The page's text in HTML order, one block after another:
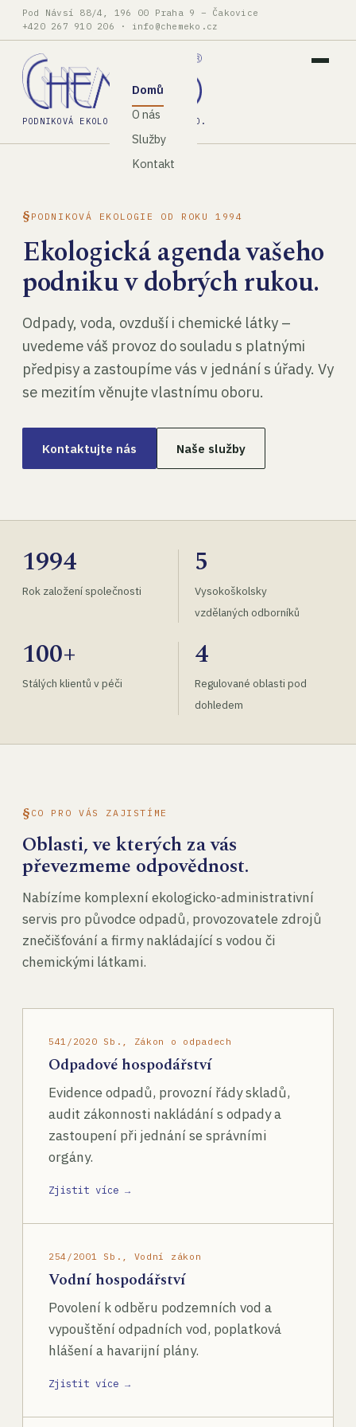
Pod Návsí 88/4, 196 00 Praha 9 – Čakovice
+420 267 910 206 · info@chemeko.cz
PODNIKOVÁ EKOLOGIE, SPOL. S R.O.
Domů
O nás
Služby
Kontakt
PODNIKOVÁ EKOLOGIE OD ROKU 1994
Ekologická agenda vašeho
podniku v dobrých rukou.
Odpady, voda, ovzduší i chemické látky –
uvedeme váš provoz do souladu s platnými
předpisy a zastoupíme vás v jednání s úřady. Vy
se mezitím věnujte vlastnímu oboru.
Kontaktujte nás Naše služby
1994
Rok založení společnosti
5
Vysokoškolsky
vzdělaných odborníků
100+
Stálých klientů v péči
4
Regulované oblasti pod
dohledem
CO PRO VÁS ZAJISTÍME
Oblasti, ve kterých za vás
převezmeme odpovědnost.
Nabízíme komplexní ekologicko-administrativní
servis pro původce odpadů, provozovatele zdrojů
znečišťování a firmy nakládající s vodou či
chemickými látkami.
541/2020 Sb., Zákon o odpadech
Odpadové hospodářství
Evidence odpadů, provozní řády skladů,
audit zákonnosti nakládání s odpady a
zastoupení při jednání se správními
orgány.
Zjistit více →
254/2001 Sb., Vodní zákon
Vodní hospodářství
Povolení k odběru podzemních vod a
vypouštění odpadních vod, poplatková
hlášení a havarijní plány.
Zjistit více →